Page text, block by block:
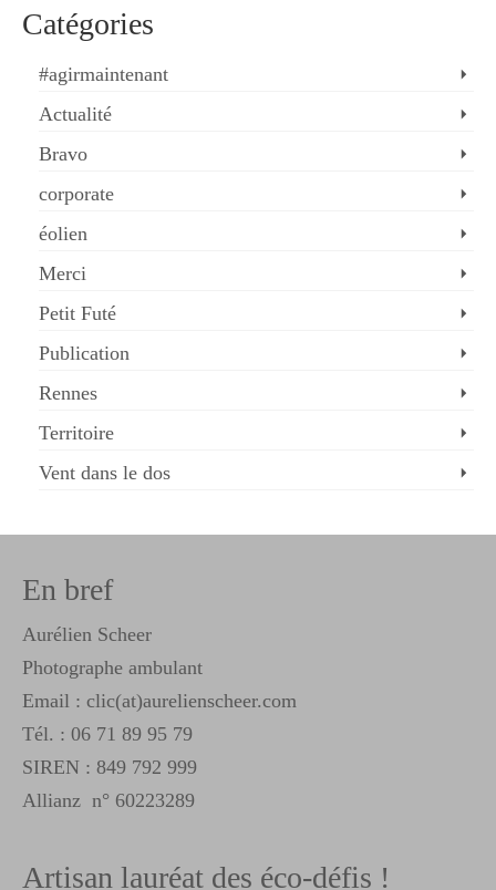
Catégories
#agirmaintenant
Actualité
Bravo
corporate
éolien
Merci
Petit Futé
Publication
Rennes
Territoire
Vent dans le dos
En bref
Aurélien Scheer
Photographe ambulant
Email : clic(at)aurelienscheer.com
Tél. : 06 71 89 95 79
SIREN : 849 792 999
Allianz n° 60223289
Artisan lauréat des éco-défis !